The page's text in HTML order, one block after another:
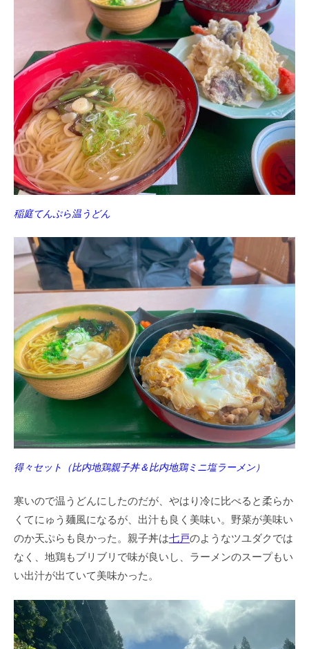
稲庭てんぷら温うどん
得々セット（比内地鶏親子丼＆比内地鶏ミニ塩ラーメン）
寒いので温うどんにしたのだが、やはり冷に比べると柔らか
くてにゅう麺風になるが、出汁も良く美味い。野菜が美味い
のか天ぷらも良かった。親子丼は七戸のようなツユダクでは
なく、地鶏もブリブリで味が良いし、ラーメンのスープもい
い出汁が出ていて美味かった。